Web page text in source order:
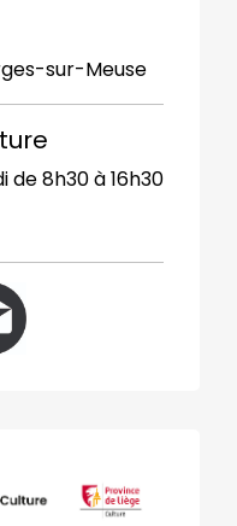
sur-Meuse
de 8h30 à 16h30